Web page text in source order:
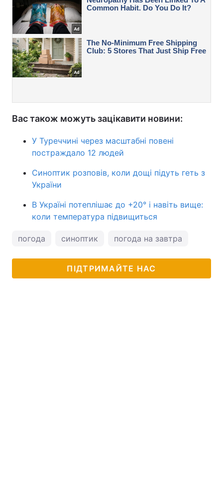
Вас також можуть зацікавити новини:
У Туреччині через масштабні повені
постраждало 12 людей
Синоптик розповів, коли дощі підуть геть з
України
В Україні потеплішає до +20° і навіть вище:
коли температура підвищиться
погода синоптик погода на завтра
ПІДТРИМАЙТЕ НАС